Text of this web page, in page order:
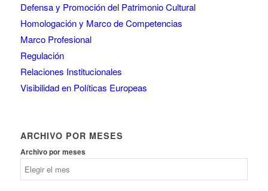
Defensa y Promoción del Patrimonio Cultural
Homologación y Marco de Competencias
Marco Profesional
Regulación
Relaciones Institucionales
Visibilidad en Políticas Europeas
ARCHIVO POR MESES
Archivo por meses